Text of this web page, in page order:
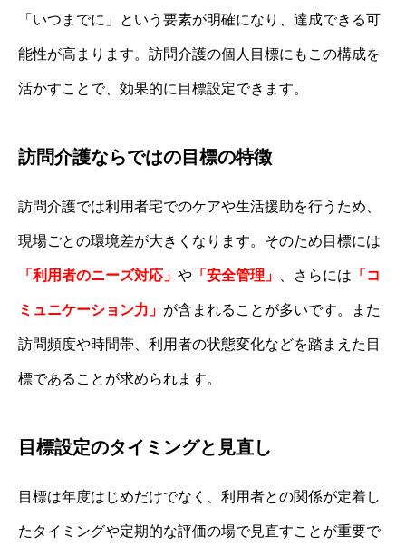
「いつまでに」という要素が明確になり、達成できる可
能性が高まります。訪問介護の個人目標にもこの構成を
活かすことで、効果的に目標設定できます。
訪問介護ならではの目標の特徴
訪問介護では利用者宅でのケアや生活援助を行うため、
現場ごとの環境差が大きくなります。そのため目標には
「利用者のニーズ対応」 や 「安全管理」 、さらには 「コ
ミュニケーション力」 が含まれることが多いです。また
訪問頻度や時間帯、利用者の状態変化などを踏まえた目
標であることが求められます。
目標設定のタイミングと見直し
目標は年度はじめだけでなく、利用者との関係が定着し
たタイミングや定期的な評価の場で見直すことが重要で